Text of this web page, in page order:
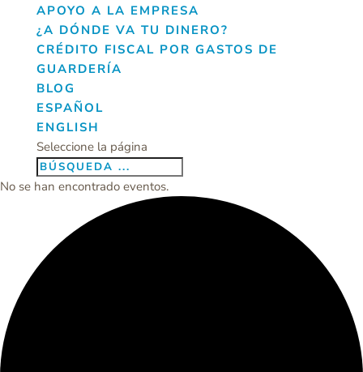
APOYO A LA EMPRESA
¿A DÓNDE VA TU DINERO?
CRÉDITO FISCAL POR GASTOS DE
GUARDERÍA
BLOG
ESPAÑOL
ENGLISH
Seleccione la página
No se han encontrado eventos.